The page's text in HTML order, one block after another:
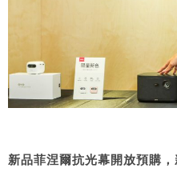
新品菲涅爾抗光幕開放預購